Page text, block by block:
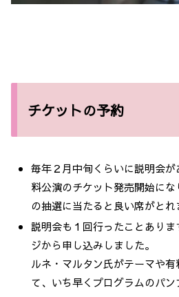
チケットの予約
毎年２月中旬くらいに説明会
料公演のチケット発売開始に
の抽選に当たると良い席がとれ
説明会も１回行ったことあり
ジから申し込みしました。
ルネ・マルタン氏がテーマや
て、いち早くプログラムのパン